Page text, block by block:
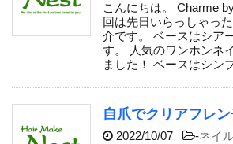
こんにちは。 Charme
回は先日いらっしゃっ
介です。 ベースはシア
す。 人気のワンホンネ
ました！ ベースはシン
自爪でクリアフレ
2022/10/07 -ネイ